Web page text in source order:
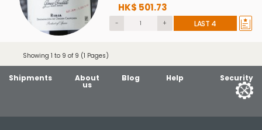
HK$ 501.73
- + LAST 4
Showing 1 to 9 of 9 (1 Pages)
Shipments About
us
Blog Help Security